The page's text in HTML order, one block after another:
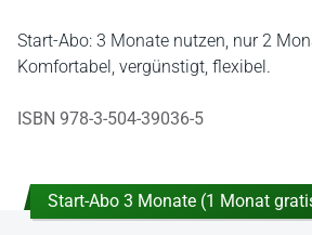
Start-Abo: 3 Monate nutzen, nur 2
Komfortabel, vergünstigt, flexibel.
ISBN 978-3-504-39036-5
Start-Abo 3 Monate (1 Monat